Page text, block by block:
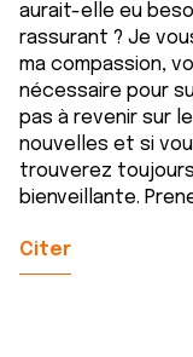
aurait-elle eu
rassurant ? Je
ma compassion,
nécessaire pour
pas à revenir sur
nouvelles et si
trouverez
bienveillante.
Citer